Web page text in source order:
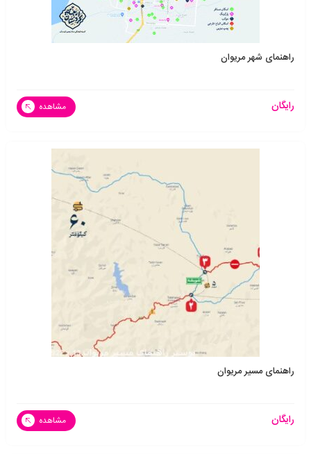
راهنمای شهر مریوان
رایگان مشاهده
راهنمای مسیر مریوان
رایگان مشاهده